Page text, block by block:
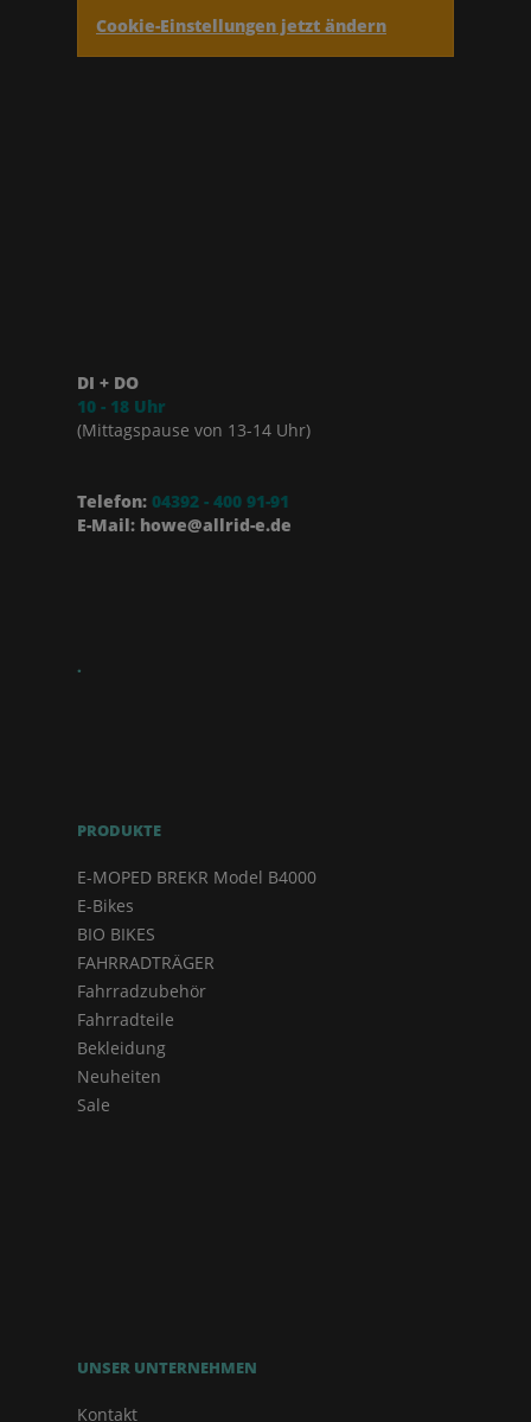
Cookie-Einstellungen jetzt ändern
DI + DO
10 - 18 Uhr
(Mittagspause von 13-14 Uhr)
Telefon: 04392 - 400 91-91
E-Mail: howe@allrid-e.de
.
PRODUKTE
E-MOPED BREKR Model B4000
E-Bikes
BIO BIKES
FAHRRADTRÄGER
Fahrradzubehör
Fahrradteile
Bekleidung
Neuheiten
Sale
UNSER UNTERNEHMEN
Kontakt